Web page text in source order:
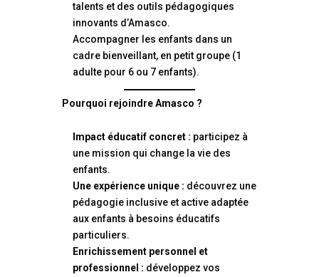
talents et des outils pédagogiques
innovants d’Amasco.
Accompagner les enfants dans un
cadre bienveillant, en petit groupe (1
adulte pour 6 ou 7 enfants).
Pourquoi rejoindre Amasco ?
Impact éducatif concret : participez à
une mission qui change la vie des
enfants.
Une expérience unique : découvrez une
pédagogie inclusive et active adaptée
aux enfants à besoins éducatifs
particuliers.
Enrichissement personnel et
professionnel : développez vos